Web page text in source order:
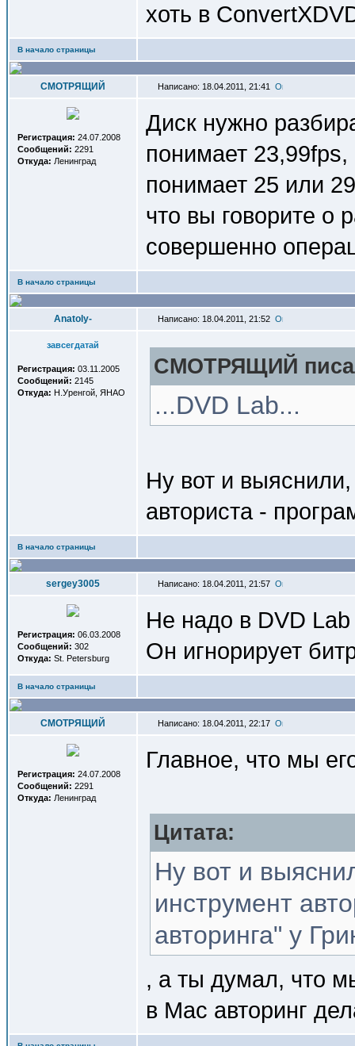
хоть в
В начало страницы
СМОТРЯЩИЙ Написано: 18.04.2011, 21:41
Регистрация: 24.07.2008
Сообщений: 2291
Откуда: Ленинград
Диск нужно
понимает 23,99fps,
понимает 25 или
что вы говорите о
совершенно
В начало страницы
Anatoly- Написано: 18.04.2011, 21:52
завсегдатай
Регистрация: 03.11.2005
Сообщений: 2145
Откуда: Н.Уренгой, ЯНАО
СМОТРЯЩИЙ
...DVD Lab...
Ну вот и выяснили,
авториста -
В начало страницы
sergey3005 Написано: 18.04.2011, 21:57
Регистрация: 06.03.2008
Сообщений: 302
Откуда: St. Petersburg
Не надо в DVD
Он игнорирует
В начало страницы
СМОТРЯЩИЙ Написано: 18.04.2011, 22:17
Регистрация: 24.07.2008
Сообщений: 2291
Откуда: Ленинград
Главное, что мы
Цитата:
Ну вот и
инструмент
авторинга" у
, а ты думал, что
в Mac авторинг